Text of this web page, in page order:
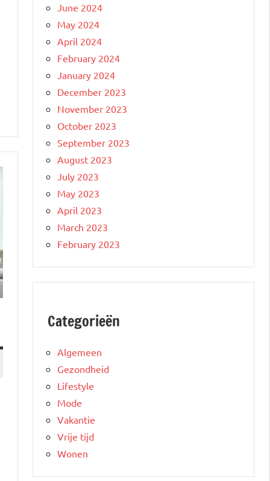
June 2024
May 2024
April 2024
February 2024
January 2024
December 2023
November 2023
October 2023
September 2023
August 2023
July 2023
May 2023
April 2023
March 2023
February 2023
Categorieën
Algemeen
Gezondheid
Lifestyle
Mode
Vakantie
Vrije tijd
Wonen